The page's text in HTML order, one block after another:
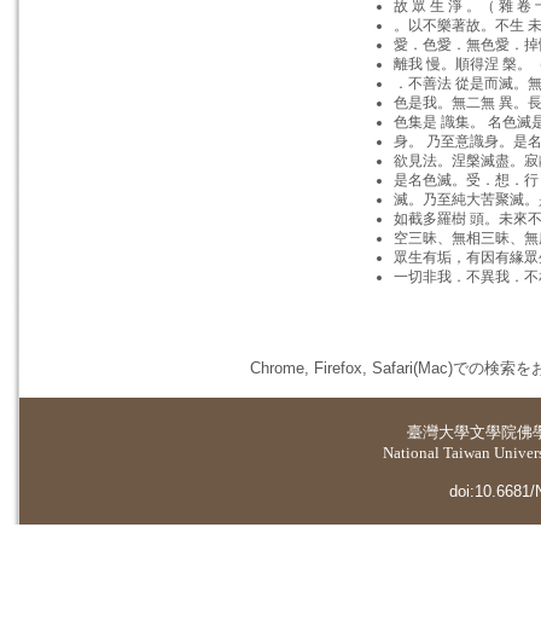
故 眾 生 淨 。（ 雜 卷
。以不樂著故。不生
愛．色愛．無色愛．
離我 慢。順得涅 槃。
．不善法 從是而滅。
色是我。無二無 異。
色集是 識集。 名色滅
身。 乃至意識身。是
欲見法。涅槃滅盡。
是名色滅。受．想．
滅。乃至純大苦聚滅
如截多羅樹 頭。未來
空三昧、無相三昧、
眾生有垢，有因有緣
一切非我．不異我．
Chrome, Firefox, Safari(Mac)での検索を
臺灣大學文學院佛
National Taiwan
doi:10.6681/